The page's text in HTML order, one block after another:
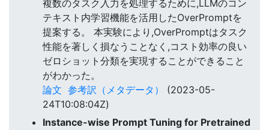
複数のタスク入力を処理するために,LLMのコン
テキスト内学習機能を活用したOverPromptを
提案する。 本実験により,OverPromptはタスク
性能を著しく損なうことなく,コスト効率の良い
ゼロショット分類を実現することができること
がわかった。
論文 参考訳（メタデータ）
(2023-05-
24T10:08:04Z)
Instance-wise Prompt Tuning for Pretrained